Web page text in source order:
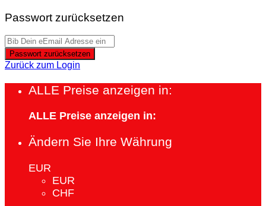
Passwort zurücksetzen
Passwort zurücksetzen
Zurück zum Login
ALLE Preise anzeigen in:
ALLE Preise anzeigen in:
Ändern Sie Ihre Währung
EUR
EUR
CHF